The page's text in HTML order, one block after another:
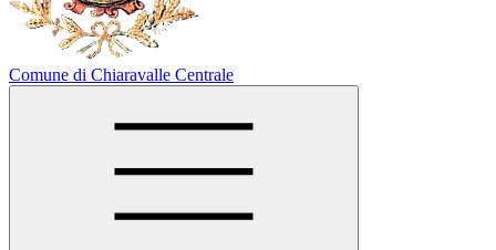
Comune di Chiaravalle Centrale